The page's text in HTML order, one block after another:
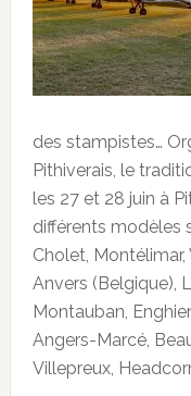
des stampistes…
Pithiverais, le
les 27 et 28 juin à
différents modèles
Cholet,
Anvers (Belgique),
Montauban,
Angers-Marcé,
Villepreux,